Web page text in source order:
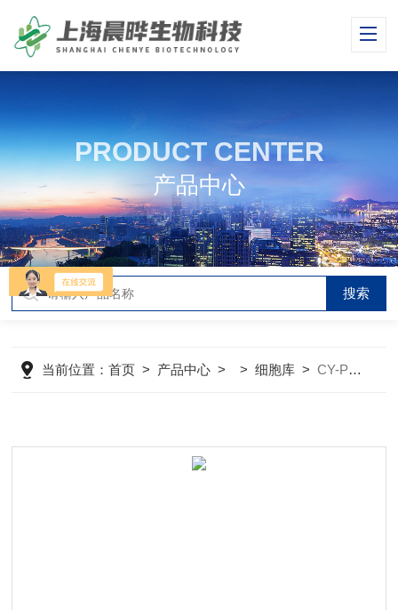
PRODUCT CENTER
产品中心
当前位置：首页 > 产品中心 > >细胞库 >CY-PC-H0112人源关节滑膜成纤维细胞